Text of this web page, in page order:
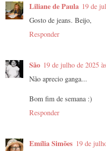
Liliane de Paula 19 de
Gosto de jeans. Beijo,
Responder
São 19 de julho de 2025
Não aprecio ganga...
Bom fim de semana :)
Responder
Emília Simões 19 de